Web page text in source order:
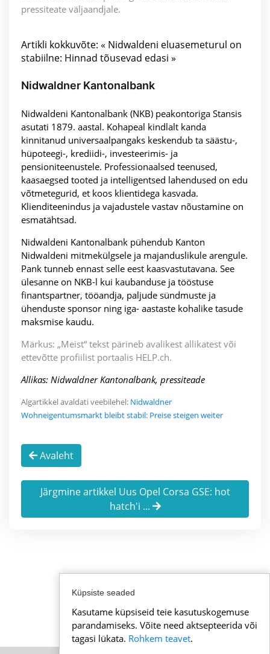
pressiteate väljaandjale.
Artikli kokkuvõte: « Nidwaldeni eluasemeturul on
stabiilne: Hinnad tõusevad edasi »
Nidwaldner Kantonalbank
Nidwaldeni Kantonalbank (NKB) peakontoriga Stansis
asutati 1879. aastal. Kohapeal kindlalt kanda
kinnitanud universaalpangaks keskendub ta säästu-,
hüpoteegi-, krediidi-, investeerimis- ja
pensioniteenustele. Professionaalsed teenused,
kaasaegsed tooted ja intelligentsed lahendused on edu
võtmetegurid, et koos klientidega kasvada.
Klienditeenindus ja vajadustele vastav nõustamine on
esmatähtsad.
Nidwaldeni Kantonalbank pühendub Kanton
Nidwaldeni mitmekülgsele ja majanduslikule arengule.
Pank tunneb ennast selle eest kaasvastutavana. See
ülesanne on NKB-l kui kaubanduse ja tööstuse
finantspartner, tööandja, paljude sündmuste ja
ühenduste sponsor ning iga- aastaste kohalike tasude
maksmise kaudu.
Märkus: „Meist“ tekst pärineb avalikest allikatest või
ettevõtte profiilist portaalis HELP.ch.
Allikas: Nidwaldner Kantonalbank, pressiteade
Algartikkel avaldati veebilehel: Nidwaldner
Wohneigentumsmarkt bleibt stabil: Preise steigen weiter
Avaleht
Järgmine artikkel Uus Opel Corsa GSE: hot
hatch'i ...
Küpsiste seaded
Kasutame küpsiseid teie kasutuskogemuse
parandamiseks. Võite need aktsepteerida või
tagasi lükata. Rohkem teavet.